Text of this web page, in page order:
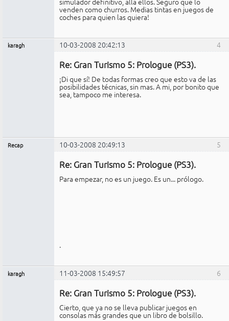
venden como churros. Medias tintas en juegos de
coches para quien las quiera!
4
karagh 10-03-2008 20:42:13
Re: Gran Turismo 5: Prologue (PS3).
¡Di que sí! De todas formas creo que esto va de las
posibilidades técnicas, sin mas. A mi, por bonito que
sea, tampoco me interesa.
5
Recap 10-03-2008 20:49:13
Re: Gran Turismo 5: Prologue (PS3).
Para empezar, no es un juego. Es un... prólogo.
.
6
karagh 11-03-2008 15:49:57
Re: Gran Turismo 5: Prologue (PS3).
Cierto, que ya no se lleva publicar juegos en
consolas más grandes que un libro de bolsillo.